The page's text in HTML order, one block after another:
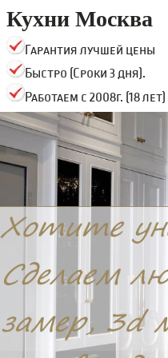
Кухни Москва
Гарантия лучшей цены
Быстро (Сроки 3 дня).
Работаем с 2008г. (18 лет)